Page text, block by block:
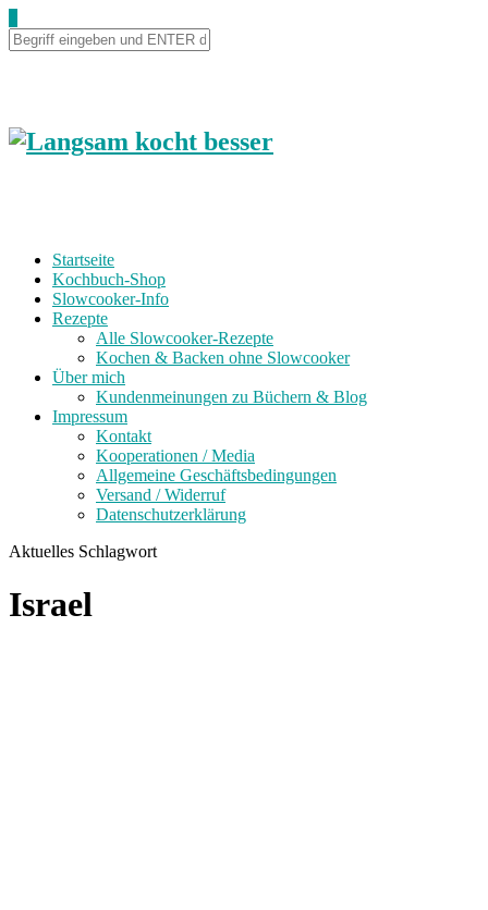
Startseite
Kochbuch-Shop
Slowcooker-Info
Rezepte
Alle Slowcooker-Rezepte
Kochen & Backen ohne Slowcooker
Über mich
Kundenmeinungen zu Büchern & Blog
Impressum
Kontakt
Kooperationen / Media
Allgemeine Geschäftsbedingungen
Versand / Widerruf
Datenschutzerklärung
Aktuelles Schlagwort
Israel